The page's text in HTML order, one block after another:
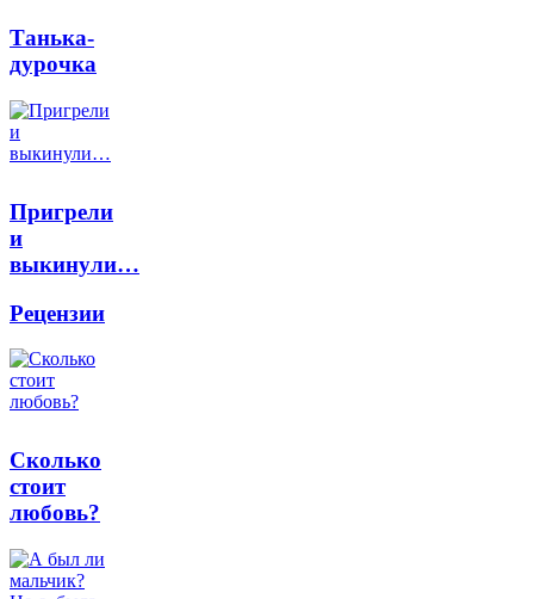
Танька-
дурочка
Пригрели
и
выкинули…
Рецензии
Сколько
стоит
любовь?